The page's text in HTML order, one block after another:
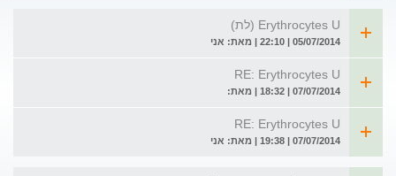
Erythrocytes U (לת)
05/07/2014 | 22:10 | מאת: אני
RE: Erythrocytes U
07/07/2014 | 18:32 | מאת:
RE: Erythrocytes U
07/07/2014 | 19:38 | מאת: אני